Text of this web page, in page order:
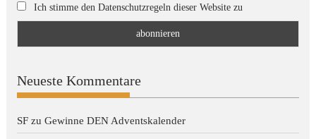
Ich stimme den Datenschutzregeln dieser Website zu
Neueste Kommentare
SF zuGewinne DEN Adventskalender